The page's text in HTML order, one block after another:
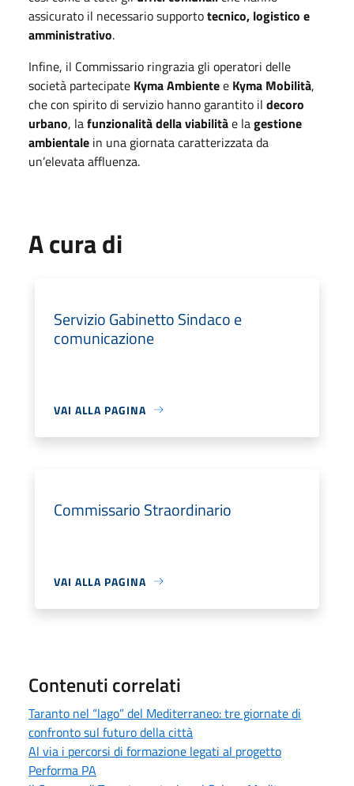
assicurato il necessario supportotecnico, logistico e
amministrativo.
Infine, il Commissario ringrazia gli operatori delle
società partecipate Kyma Ambientee Kyma Mobilità,
che con spirito di servizio hanno garantito il decoro
urbano, lafunzionalità della viabilitàe lagestione
ambientale in una giornata caratterizzata da
un’elevata affluenza.
A cura di
Servizio Gabinetto Sindaco e
comunicazione
VAI ALLA PAGINA
Commissario Straordinario
VAI ALLA PAGINA
Contenuti correlati
Taranto nel “lago” del Mediterraneo: tre giornate di
confronto sul futuro della città
Al via i percorsi di formazione legati al progetto
Performa PA